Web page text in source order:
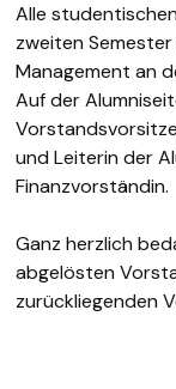
Alle
zweiten
Management an
Auf der
und Leiterin der
Finanzvorständin.
Ganz herzlich
abgelösten
zurückliegenden